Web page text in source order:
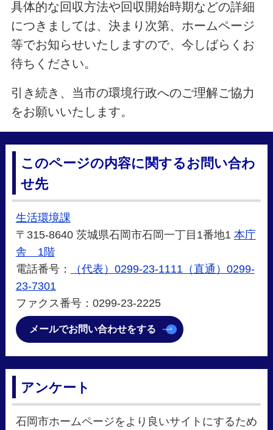
具体的な回収方法や回収開始時期などの詳細
につきましては、決まり次第、ホームページ
等でお知らせいたしますので、今しばらくお
待ちください。
引き続き、当市の環境行政へのご理解ご協力
をお願いいたします。
このページの内容に関するお問い合わ
せ先
生活環境課
〒315-8640 茨城県石岡市石岡一丁目1番地1 本庁
舎 1階
電話番号：
（代表）0299-23-1111（直通）0299-
23-7301
ファクス番号：0299-23-2225
メールでお問い合わせをする
アンケート
石岡市ホームページをより良いサイトにするため